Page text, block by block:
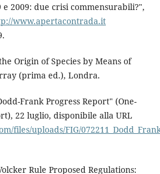
e 2009: due crisi commensurabili?",
www.apertacontrada.it
Origin of Species by Means of
(prima ed.), Londra.
Frank Progress Report" (One-
22 luglio, disponibile alla URL
files/uploads/FIG/
Rule Proposed Regulations: